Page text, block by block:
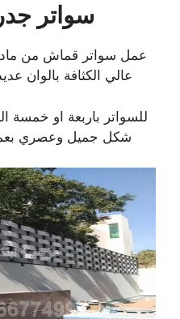
سواتر
عالي الكثافة بالوان
للسواتر باربعة او خمسة
شكل جميل وعصري